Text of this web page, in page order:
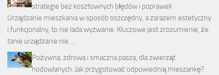
strategie bez kosztownych błędów i poprawek
Urządzanie mieszkania w sposób oszczędny, a zarazem estetyczny
i funkcjonalny, to nie lada wyzwanie. Kluczowe jest zrozumienie, że
tanie urządzanie nie …
Pożywna, zdrowa i smaczna pasza, dla zwierząt
hodowlanych. Jak przygotować odpowiednią mieszankę?